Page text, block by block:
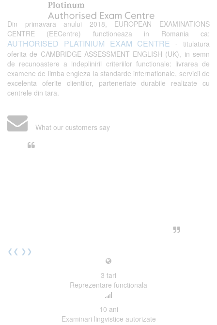
Din primavara anului 2018, EUROPEAN EXAMINATIONS
CENTRE (EECentre) functioneaza in Romania ca:
AUTHORISED PLATINIUM EXAM CENTRE - titulatura
oferita de CAMBRIDGE ASSESSMENT ENGLISH (UK), in semn
de recunoastere a indeplinirii criteriilor functionale: livrarea de
examene de limba engleza la standarde internationale, servicii de
excelenta oferite clientilor, parteneriate durabile realizate cu
centrele din tara.
What our customers say
❮❮ ❯❯
3 tari
Reprezentare functionala
10 ani
Examinari lingvistice autorizate